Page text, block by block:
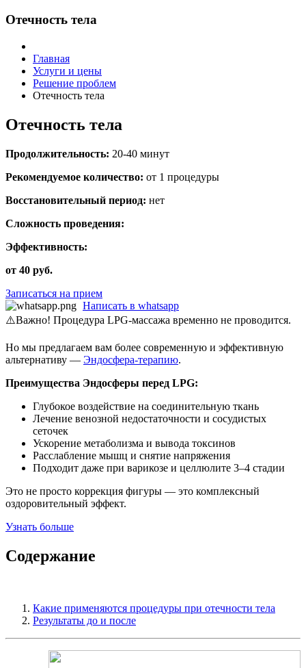
Отечность тела
Главная
Услуги и цены
Решение проблем
Отечность тела
Отечность тела
Продолжительность: 20-40 минут
Рекомендуемое количество: от 1 процедуры
Восстановительный период: нет
Сложность проведения:
Эффективность:
от 40 руб.
Записаться на прием
Написать в whatsapp
⚠️Важно! Процедура LPG-массажа временно не проводится.
Но мы предлагаем вам более современную и эффективную
альтернативу — Эндосфера-терапию.
Преимущества Эндосферы перед LPG:
Глубокое воздействие на соединительную ткань
Лечение венозной недостаточности и сосудистых
сеточек
Ускорение метаболизма и вывода токсинов
Расслабление мышц и снятие напряжения
Подходит даже при варикозе и целлюлите 3–4 стадии
Это не просто коррекция фигуры — это комплексный
оздоровительный эффект.
Узнать больше
Содержание
Какие применяются процедуры при отечности тела
Результаты до и после